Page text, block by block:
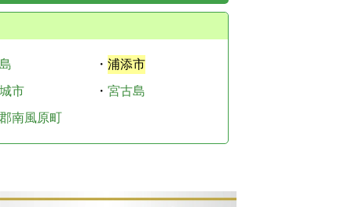
・ 浦添市
市
・ 宮古島
南風原町